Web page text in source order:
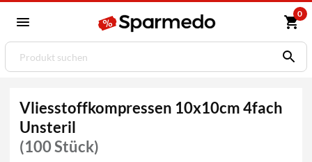
0
Vliesstoffkompressen 10x10cm 4fach
Unsteril
(100 Stück)